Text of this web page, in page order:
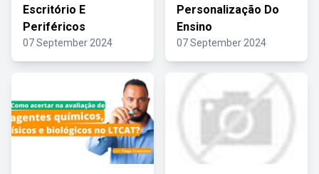
Escritório E
Periféricos
07 September 2024
Personalização Do
Ensino
07 September 2024